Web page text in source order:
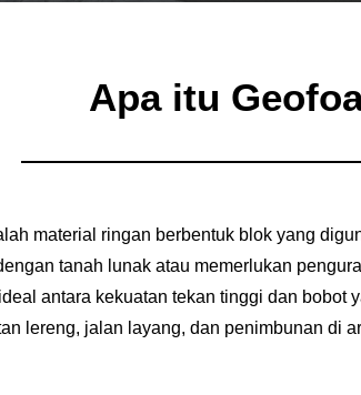
Apa itu
material ringan berbentuk blok yang
tanah lunak atau memerlukan
antara kekuatan tekan tinggi dan
lereng, jalan layang, dan penimbunan di